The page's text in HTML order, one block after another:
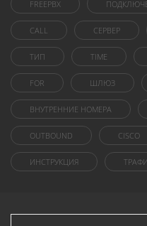
FREEPBX
CALL СЕРВЕР
ТИП TIME
FOR ШЛЮЗ
ВНУТРЕННИЕ НОМЕРА
OUTBOUND CISCO
ИНСТРУКЦИЯ